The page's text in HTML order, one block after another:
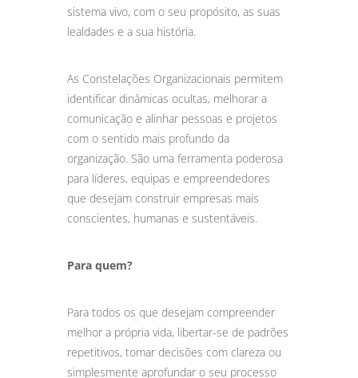
sistema vivo, com o seu propósito, as suas
lealdades e a sua história.
As Constelações Organizacionais permitem
identificar dinâmicas ocultas, melhorar a
comunicação e alinhar pessoas e projetos
com o sentido mais profundo da
organização. São uma ferramenta poderosa
para líderes, equipas e empreendedores
que desejam construir empresas mais
conscientes, humanas e sustentáveis.
Para quem?
Para todos os que desejam compreender
melhor a própria vida, libertar-se de padrões
repetitivos, tomar decisões com clareza ou
simplesmente aprofundar o seu processo